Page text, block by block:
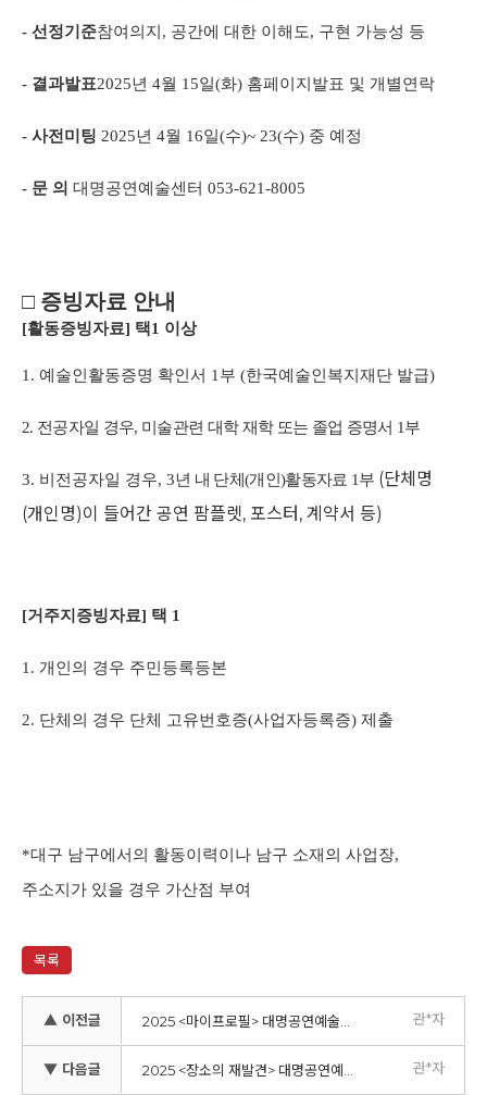
- 선정기준참여의지 , 공간에 대한 이해도, 구현 가능성 등
- 결과발표2025년 4월 15일(화) 홈페이지발표 및 개별연락
- 사전미팅 2025년 4월 16일(수)~ 23(수) 중 예정
- 문 의 대명공연예술센터 053-621-8005
□ 증빙자료 안내
[활동증빙자료] 택1 이상
1. 예술인활동증명 확인서 1부 (한국예술인복지재단 발급)
2. 전공자일 경우, 미술관련 대학 재학 또는 졸업 증명서 1부
3. 비전공자일 경우, 3년 내 단체 (개인)활동자료 1부 (단체명
(개인명)이 들어간 공연 팜플렛, 포스터 , 계약서 등)
[거주지증빙자료] 택 1
1. 개인의 경우 주민등록등본
2. 단체의 경우 단체 고유번호증(사업자등록증) 제출
*대구 남구에서의 활동이력이나 남구 소재의 사업장,
주소지가 있을 경우 가산점 부여
목록
▲ 이전글 2025 <마이프로필> 대명공연예술센터 지원사업 상반기 공모 관*자
▼ 다음글 2025 <장소의 재발견> 대명공연예술센터 지원사업 상반기 공모 관*자